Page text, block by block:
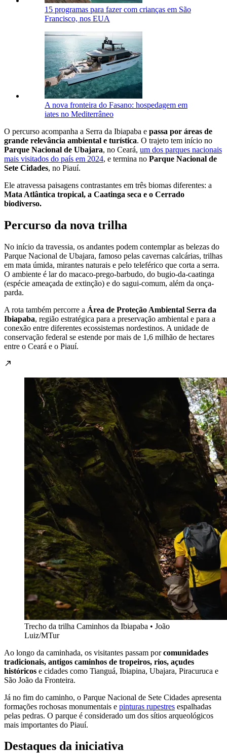
15 programas para fazer com crianças em São
Francisco, nos EUA
A nova fronteira do Fasano: hospedagem em
iates no Mediterrâneo
O percurso acompanha a Serra da Ibiapaba e passa por áreas de
grande relevância ambiental e turística. O trajeto tem início no
Parque Nacional de Ubajara, no Ceará, um dos parques nacionais
mais visitados do país em 2024, e termina no Parque Nacional de
Sete Cidades, no Piauí.
Ele atravessa paisagens contrastantes em três biomas diferentes: a
Mata Atlântica tropical, a Caatinga seca e o Cerrado
biodiverso.
Percurso da nova trilha
No início da travessia, os andantes podem contemplar as belezas do
Parque Nacional de Ubajara, famoso pelas cavernas calcárias, trilhas
em mata úmida, mirantes naturais e pelo teleférico que corta a serra.
O ambiente é lar do macaco-prego-barbudo, do bugio-da-caatinga
(espécie ameaçada de extinção) e do sagui-comum, além da onça-
parda.
A rota também percorre a Área de Proteção Ambiental Serra da
Ibiapaba, região estratégica para a preservação ambiental e para a
conexão entre diferentes ecossistemas nordestinos. A unidade de
conservação federal se estende por mais de 1,6 milhão de hectares
entre o Ceará e o Piauí.
Trecho da trilha Caminhos da Ibiapaba • João
Luiz/MTur
Ao longo da caminhada, os visitantes passam porcomunidades
tradicionais, antigos caminhos de tropeiros, rios, açudes
históricos e cidades como Tianguá, Ibiapina, Ubajara, Piracuruca e
São João da Fronteira.
Já no fim do caminho, o Parque Nacional de Sete Cidades apresenta
formações rochosas monumentais e pinturas rupestres espalhadas
pelas pedras. O parque é considerado um dos sítios arqueológicos
mais importantes do Piauí.
Destaques da iniciativa